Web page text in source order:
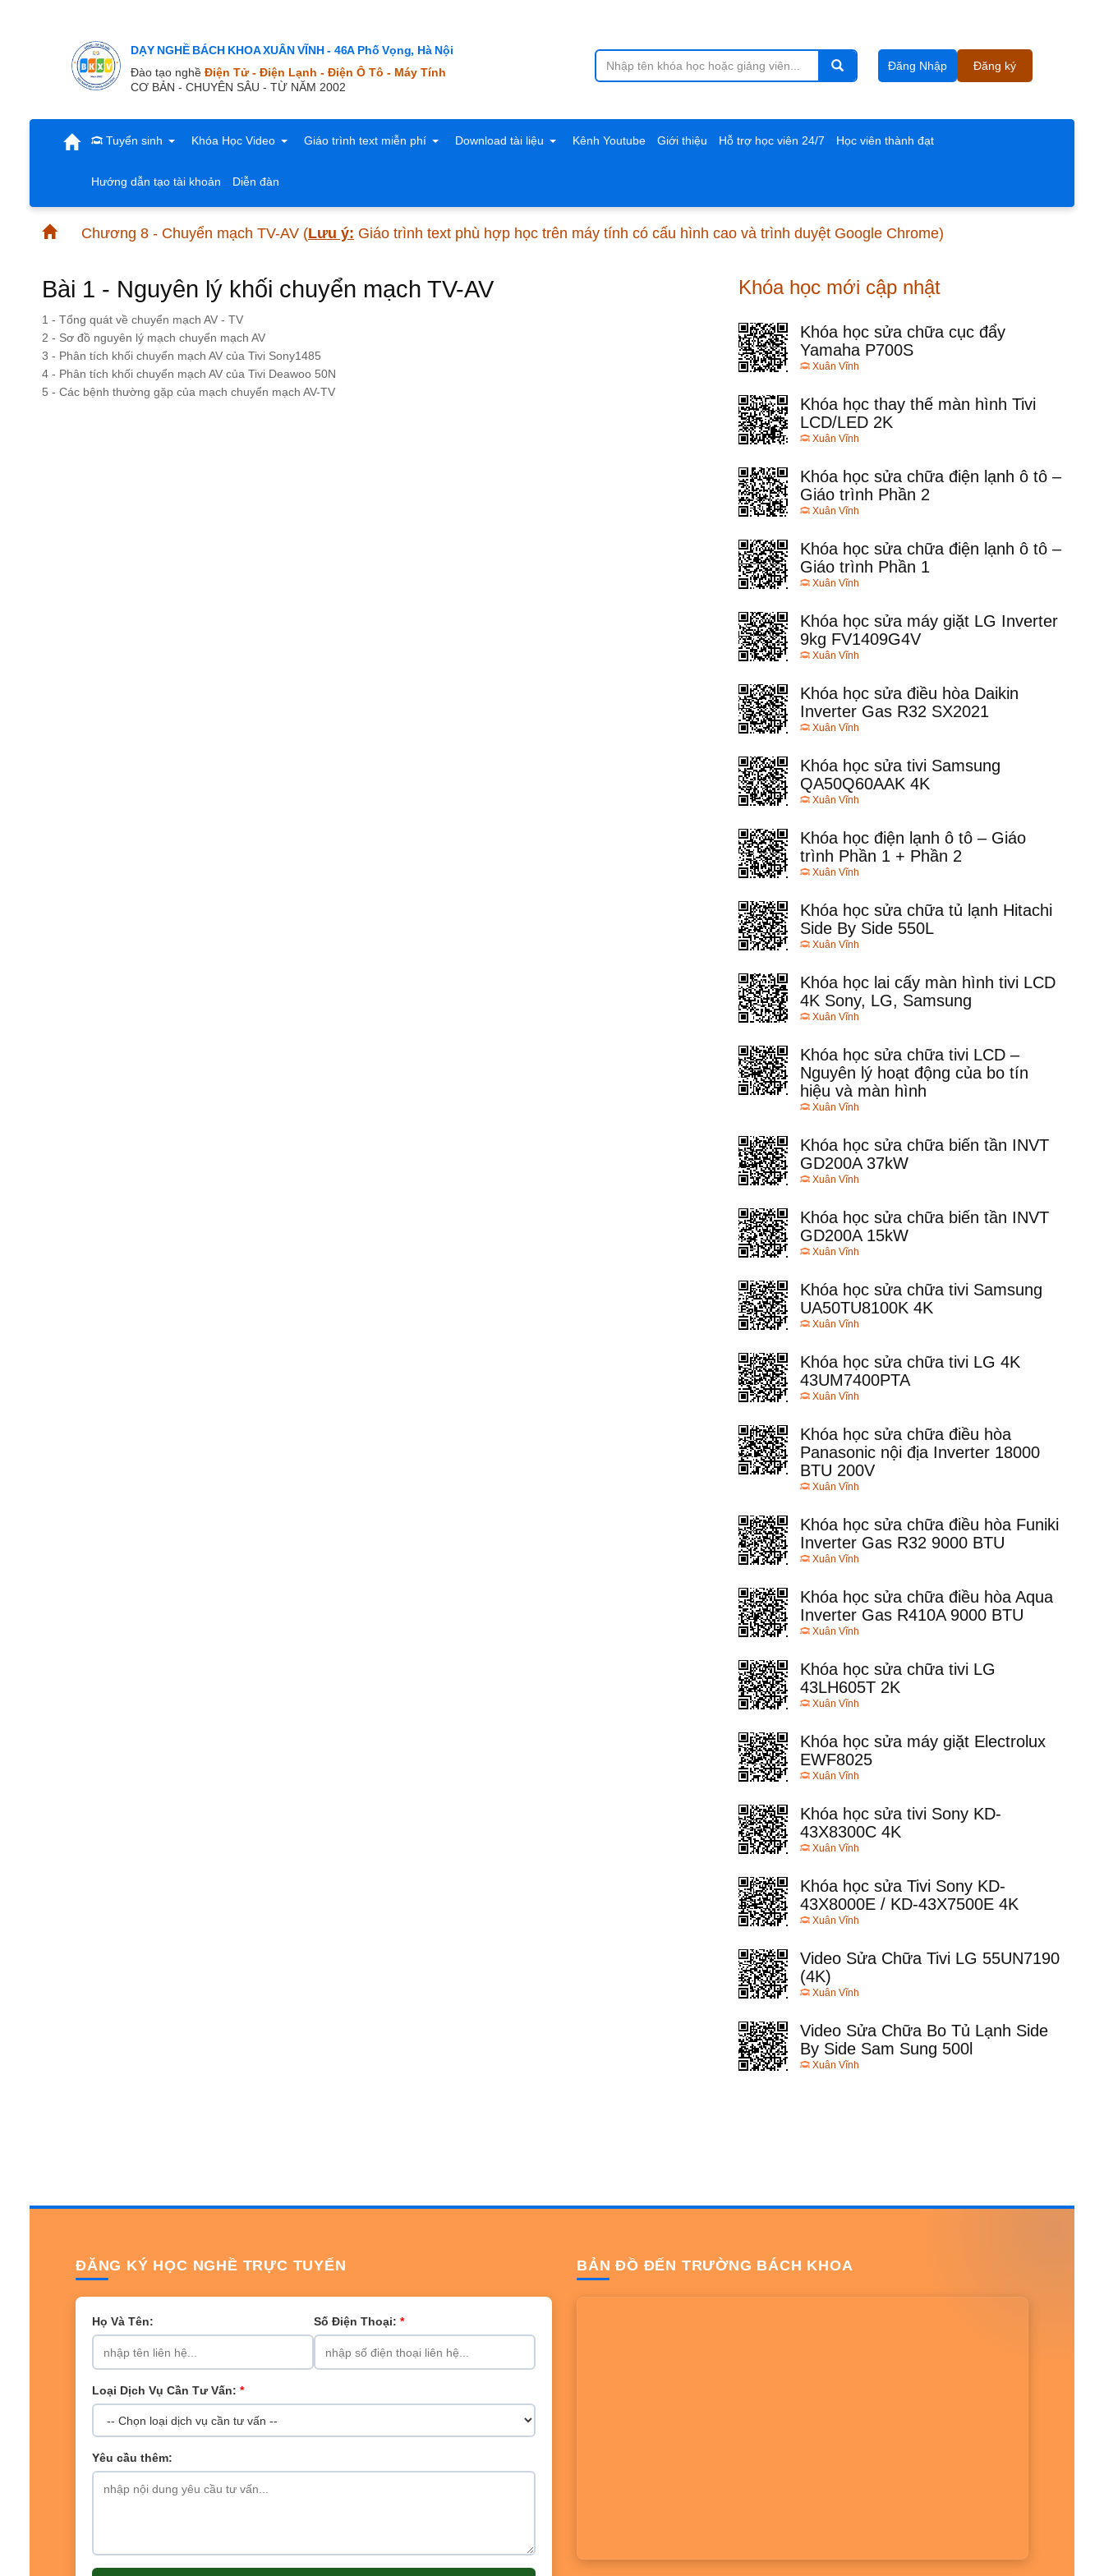
DẠY NGHỀ BÁCH KHOA XUÂN VĨNH - 46A Phố Vọng, Hà Nội
Đào tạo nghề Điện Tử - Điện Lạnh - Điện Ô Tô - Máy Tính
CƠ BẢN - CHUYÊN SÂU - TỪ NĂM 2002
Đăng Nhập Đăng ký
Tuyển sinh Khóa Học Video Giáo trình text miễn phí Download tài liệu Kênh Youtube Giới thiệu Hỗ trợ học viên 24/7 Học viên thành đạt
Hướng dẫn tạo tài khoản Diễn đàn
Chương 8 - Chuyển mạch TV-AV (Lưu ý: Giáo trình text phù hợp học trên máy tính có cấu hình cao và trình duyệt Google Chrome)
Bài 1 - Nguyên lý khối chuyển mạch TV-AV
1 - Tổng quát về chuyển mạch AV - TV
2 - Sơ đồ nguyên lý mạch chuyển mạch AV
3 - Phân tích khối chuyển mạch AV của Tivi Sony1485
4 - Phân tích khối chuyển mạch AV của Tivi Deawoo 50N
5 - Các bệnh thường gặp của mạch chuyển mạch AV-TV
Khóa học mới cập nhật
Khóa học sửa chữa cục đẩy
Yamaha P700S
Xuân Vĩnh
Khóa học thay thế màn hình Tivi
LCD/LED 2K
Xuân Vĩnh
Khóa học sửa chữa điện lạnh ô tô –
Giáo trình Phần 2
Xuân Vĩnh
Khóa học sửa chữa điện lạnh ô tô –
Giáo trình Phần 1
Xuân Vĩnh
Khóa học sửa máy giặt LG Inverter
9kg FV1409G4V
Xuân Vĩnh
Khóa học sửa điều hòa Daikin
Inverter Gas R32 SX2021
Xuân Vĩnh
Khóa học sửa tivi Samsung
QA50Q60AAK 4K
Xuân Vĩnh
Khóa học điện lạnh ô tô – Giáo
trình Phần 1 + Phần 2
Xuân Vĩnh
Khóa học sửa chữa tủ lạnh Hitachi
Side By Side 550L
Xuân Vĩnh
Khóa học lai cấy màn hình tivi LCD
4K Sony, LG, Samsung
Xuân Vĩnh
Khóa học sửa chữa tivi LCD –
Nguyên lý hoạt động của bo tín
hiệu và màn hình
Xuân Vĩnh
Khóa học sửa chữa biến tần INVT
GD200A 37kW
Xuân Vĩnh
Khóa học sửa chữa biến tần INVT
GD200A 15kW
Xuân Vĩnh
Khóa học sửa chữa tivi Samsung
UA50TU8100K 4K
Xuân Vĩnh
Khóa học sửa chữa tivi LG 4K
43UM7400PTA
Xuân Vĩnh
Khóa học sửa chữa điều hòa
Panasonic nội địa Inverter 18000
BTU 200V
Xuân Vĩnh
Khóa học sửa chữa điều hòa Funiki
Inverter Gas R32 9000 BTU
Xuân Vĩnh
Khóa học sửa chữa điều hòa Aqua
Inverter Gas R410A 9000 BTU
Xuân Vĩnh
Khóa học sửa chữa tivi LG
43LH605T 2K
Xuân Vĩnh
Khóa học sửa máy giặt Electrolux
EWF8025
Xuân Vĩnh
Khóa học sửa tivi Sony KD-
43X8300C 4K
Xuân Vĩnh
Khóa học sửa Tivi Sony KD-
43X8000E / KD-43X7500E 4K
Xuân Vĩnh
Video Sửa Chữa Tivi LG 55UN7190
(4K)
Xuân Vĩnh
Video Sửa Chữa Bo Tủ Lạnh Side
By Side Sam Sung 500l
Xuân Vĩnh
ĐĂNG KÝ HỌC NGHỀ TRỰC TUYẾN
Họ Và Tên: Số Điện Thoại: *
Loại Dịch Vụ Cần Tư Vấn: *
Yêu cầu thêm:
BẢN ĐỒ ĐẾN TRƯỜNG BÁCH KHOA